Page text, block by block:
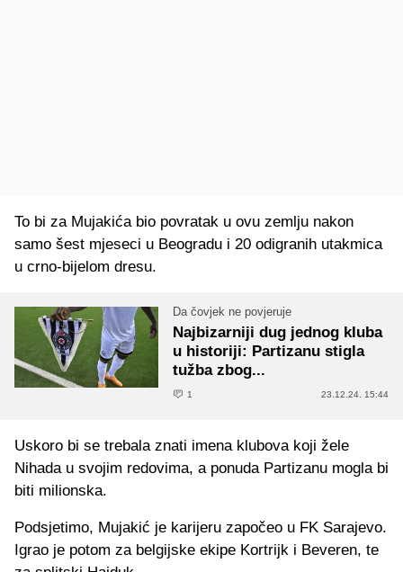
To bi za Mujakića bio povratak u ovu zemlju nakon
samo šest mjeseci u Beogradu i 20 odigranih utakmica
u crno-bijelom dresu.
Da čovjek ne povjeruje
Najbizarniji dug jednog kluba
u historiji: Partizanu stigla
tužba zbog...
1 23.12.24. 15:44
Uskoro bi se trebala znati imena klubova koji žele
Nihada u svojim redovima, a ponuda Partizanu mogla bi
biti milionska.
Podsjetimo, Mujakić je karijeru započeo u FK Sarajevo.
Igrao je potom za belgijske ekipe Kortrijk i Beveren, te